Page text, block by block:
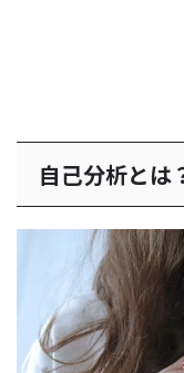
自己分析とは